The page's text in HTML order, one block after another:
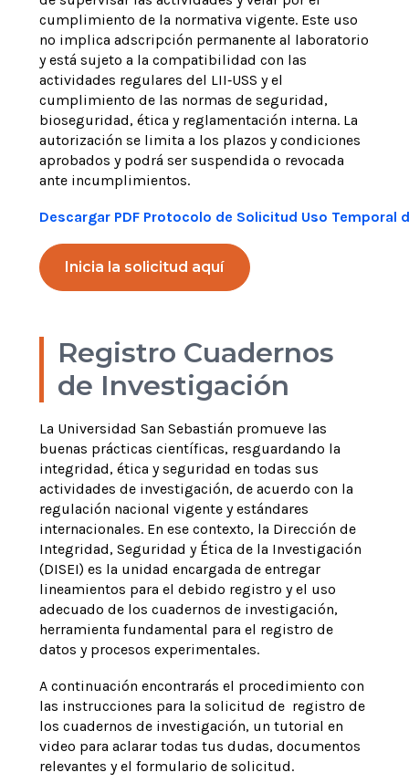
cumplimiento de la normativa vigente. Este uso
no implica adscripción permanente al laboratorio
y está sujeto a la compatibilidad con las
actividades regulares del LII‑USS y el
cumplimiento de las normas de seguridad,
bioseguridad, ética y reglamentación interna. La
autorización se limita a los plazos y condiciones
aprobados y podrá ser suspendida o revocada
ante incumplimientos.
Descargar PDF Protocolo de Solicitud Uso Temporal
Inicia la solicitud aquí
Registro Cuadernos
de Investigación
La Universidad San Sebastián promueve las
buenas prácticas científicas, resguardando la
integridad, ética y seguridad en todas sus
actividades de investigación, de acuerdo con la
regulación nacional vigente y estándares
internacionales. En ese contexto, la Dirección de
Integridad, Seguridad y Ética de la Investigación
(DISEI) es la unidad encargada de entregar
lineamientos para el debido registro y el uso
adecuado de los cuadernos de investigación,
herramienta fundamental para el registro de
datos y procesos experimentales.
A continuación encontrarás el procedimiento con
las instrucciones para la solicitud de registro de
los cuadernos de investigación, un tutorial en
video para aclarar todas tus dudas, documentos
relevantes y el formulario de solicitud.